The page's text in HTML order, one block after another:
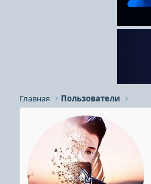
Главная Пользователи